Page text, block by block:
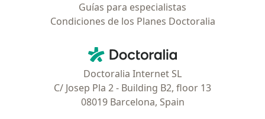
Guías para especialistas
Condiciones de los Planes Doctoralia
Doctoralia - Página de inicio
Doctoralia Internet SL
C/ Josep Pla 2 - Building B2, floor 13
08019 Barcelona, Spain